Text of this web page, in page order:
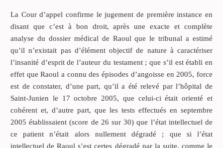
La Cour d’appel confirme le jugement de première instance en
disant que c’est à bon droit, après une exacte et complète
analyse du dossier médical de Raoul que le tribunal a estimé
qu’il n’existait pas d’élément objectif de nature à caractériser
l’insanité d’esprit de l’auteur du testament ; que s’il est établi en
effet que Raoul a connu des épisodes d’angoisse en 2005, force
est de constater, d’une part, qu’il a été relevé par l’hôpital de
Saint-Junien le 17 octobre 2005, que celui-ci était orienté et
cohérent et, d’autre part, que les tests effectués en septembre
2005 établissaient (score de 26 sur 30) que l’état intellectuel de
ce patient n’était alors nullement dégradé ; que si l’état
intellectuel de Raoul s’est certes dégradé par la suite, comme le